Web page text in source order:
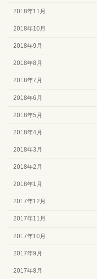
2018年11月
2018年10月
2018年9月
2018年8月
2018年7月
2018年6月
2018年5月
2018年4月
2018年3月
2018年2月
2018年1月
2017年12月
2017年11月
2017年10月
2017年9月
2017年8月